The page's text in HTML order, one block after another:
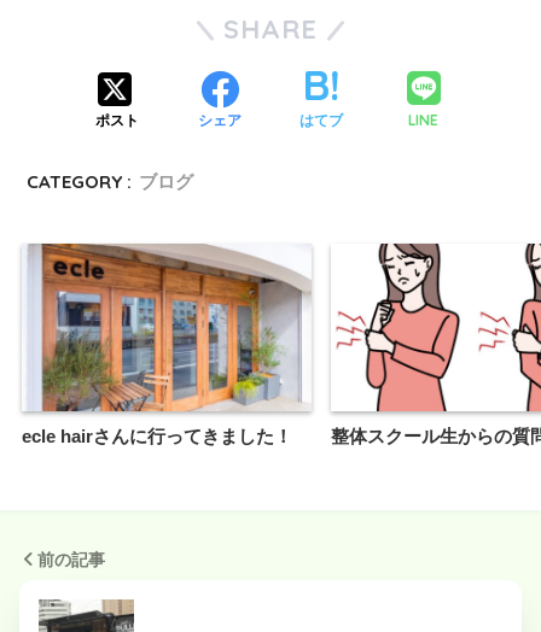
SHARE
ポスト シェア はてブ LINE
CATEGORY : ブログ
ecle hairさんに行ってきました！ 整体スクール生からの質
前の記事